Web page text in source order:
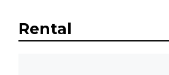
Rental